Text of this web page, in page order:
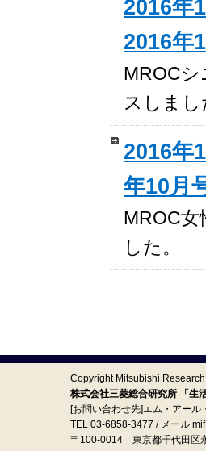
2016年
2016年
MROC
スしまし
2016年
年10月
MROC
した。
Copyright Mitsubishi
株式会社三菱総合研究所 「生
[お問い合わせ先]エム・アー
TEL 03-6858-3477 / メール
〒100‐0014 東京都千代田区